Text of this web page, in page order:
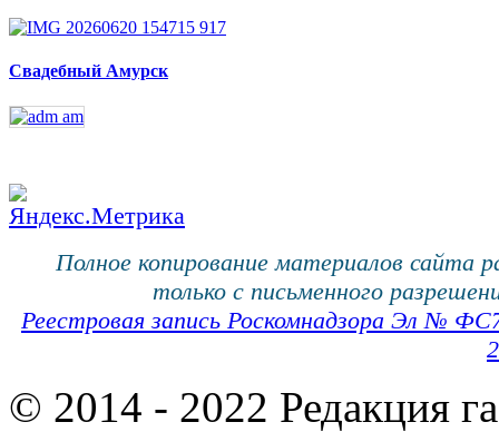
Свадебный Амурск
Полное копирование материалов сайта
только с письменного
Реестровая запись Роскомнадзора Эл №
© 2014 - 2022 Редакция